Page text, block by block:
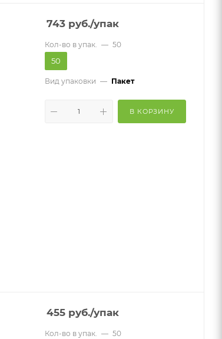
743 руб./упак
Кол-во в упак. — 50
50
Вид упаковки — Пакет
В КОРЗИНУ
455 руб./упак
Кол-во в упак. — 50